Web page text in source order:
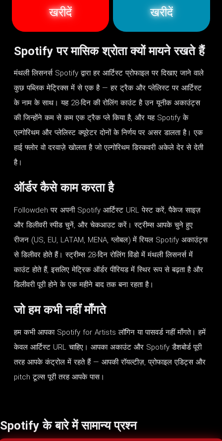
खरीदें खरीदें
Spotify पर मासिक श्रोता क्यों मायने रखते हैं
मंथली लिसनर्स Spotify द्वारा हर आर्टिस्ट प्रोफाइल पर दिखाए जाने वाले
कुछ पब्लिक मेट्रिक्स में से एक है — हर ट्रैक और प्लेलिस्ट पर आर्टिस्ट
के नाम के साथ। यह 28-दिन की रोलिंग काउंट है उन यूनीक अकाउंट्स
की जिन्होंने कम से कम एक ट्रैक प्ले किया है, और यह Spotify के
एल्गोरिथम और प्लेलिस्ट क्यूरेटर दोनों के निर्णय पर असर डालता है। एक
हाई फ्लोर वो दरवाज़े खोलता है जो एल्गोरिथम डिस्कवरी अकेले देर से देती
है।
ऑर्डर कैसे काम करता है
Followdeh पर अपनी Spotify आर्टिस्ट URL पेस्ट करें, पैकेज साइज़
और डिलीवरी स्पीड चुनें, और चेकआउट करें। स्ट्रीम्स आपके चुने हुए
रीजन (US, EU, LATAM, MENA, ग्लोबल) में रियल Spotify अकाउंट्स
से डिलीवर होते हैं। स्ट्रीम्स 28-दिन रोलिंग विंडो में मंथली लिसनर्स में
काउंट होते हैं, इसलिए मेट्रिक ऑर्डर पीरियड में स्थिर रूप से बढ़ता है और
डिलीवरी पूरी होने के एक महीने बाद तक बना रहता है।
जो हम कभी नहीं माँगते
हम कभी आपका Spotify for Artists लॉगिन या पासवर्ड नहीं माँगते। हमें
केवल आर्टिस्ट URL चाहिए। आपका अकाउंट और Spotify डैशबोर्ड पूरी
तरह आपके कंट्रोल में रहते हैं — आपकी रॉयल्टीज़, प्रोफाइल एडिट्स और
pitch टूल्स पूरी तरह आपके पास।
Spotify के बारे में सामान्य प्रश्न